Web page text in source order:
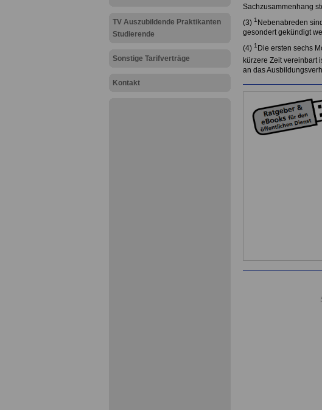
TV Auszubildende Praktikanten
Studierende
Sonstige Tarifverträge
Kontakt
Sachzusammenhang
(3) 1 Nebenabreden
gesondert gekündigt
(4) 1 Die ersten sechs
kürzere Zeit vereinbart
an das